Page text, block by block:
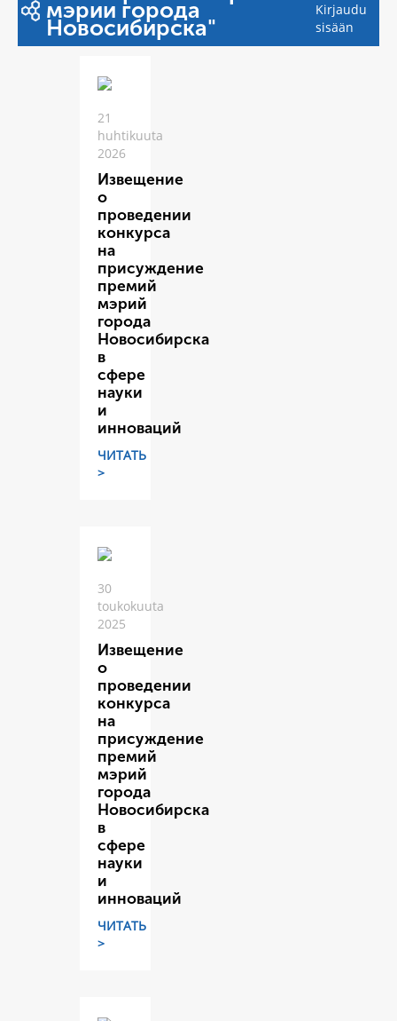
мэрии города
Новосибирска"
Kirjaudu
sisään
21
huhtikuuta
2026
Извещение
о
проведении
конкурса
на
присуждение
премий
мэрий
города
Новосибирска
в
сфере
науки
и
инноваций
ЧИТАТЬ
>
30
toukokuuta
2025
Извещение
о
проведении
конкурса
на
присуждение
премий
мэрий
города
Новосибирска
в
сфере
науки
и
инноваций
ЧИТАТЬ
>